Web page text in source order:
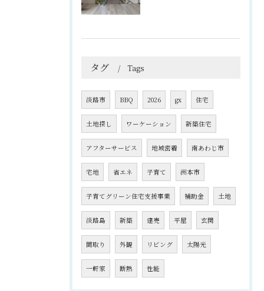
タグ Tags
淡路市 BBQ 2026 gx 住宅
土地探し ワーケーション 新築住宅
アフターサービス 地域密着 南あわじ市
宅地 省エネ 子育て 洲本市
子育てグリーン住宅支援事業 補助金 土地
淡路島 新築 建売 平屋 玄関
間取り 外観 リビング 太陽光
一軒家 断熱 性能